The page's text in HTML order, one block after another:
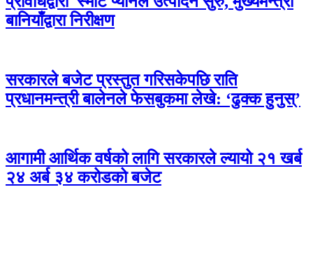
बानियाँद्वारा निरीक्षण
सरकारले बजेट प्रस्तुत गरिसकेपछि राति
प्रधानमन्त्री बालेनले फेसबुकमा लेखे: ‘ढुक्क हुनुस्’
आगामी आर्थिक वर्षको लागि सरकारले ल्यायो २१ खर्ब
२४ अर्ब ३४ करोडको बजेट